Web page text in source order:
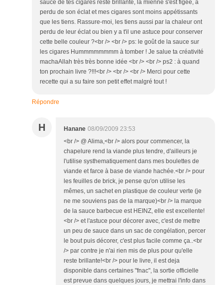
sauce de tes cigares reste brillante, la mienne s'est figée, a
perdu de son éclat et mes cigares sont moins appétissants
que les tiens. Rassure-moi, les tiens aussi par la chaleur ont
perdu de leur éclat ou bien y a t'il une astuce pour conserver
cette belle couleur ?<br /> <br /> ps: le goût de la sauce sur
les cigares Hummmmmmmm à tomber ! Je salue ta créativité
machaAllah très très bonne idée <br /> <br /> ps2 : à quand
ton prochain livre ?!!!<br /> <br /> <br /> Merci pour cette
recette qui a su faire son petit effet malgré tout !
Répondre
H Hanane 08/09/2009 23:53
<br /> @ Alima,<br /> alors pour commencer, la
chapelure rend la viande plus tendre, d'ailleurs je
l'utilise systhematiquement dans mes boulettes de
viande et farce à base de viande hachée.<br /> pour
les feuilles de brick, je pense qu'on utilise les
mêmes, un sachet en plastique de couleur verte (je
ne me souviens pas de la marque)<br /> la marque
de la sauce barbecue est HEINZ, elle est excellente!
<br /> et l'astuce pour décorer avec, c'est de mettre
un peu de sauce dans un sac de congélation, percer
le bout puis décorer, c'est plus facile comme ça..<br
/> par contre je n'ai rien mis de plus pour qu'elle
reste brillante!<br /> pour le livre, il est deja
disponible dans certaines "fnac", la sortie officielle
est prevue dans quelques jours, je mettrai l'info dans